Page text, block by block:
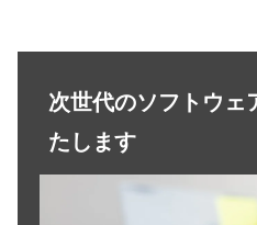
次世代のソフトウェ
たします